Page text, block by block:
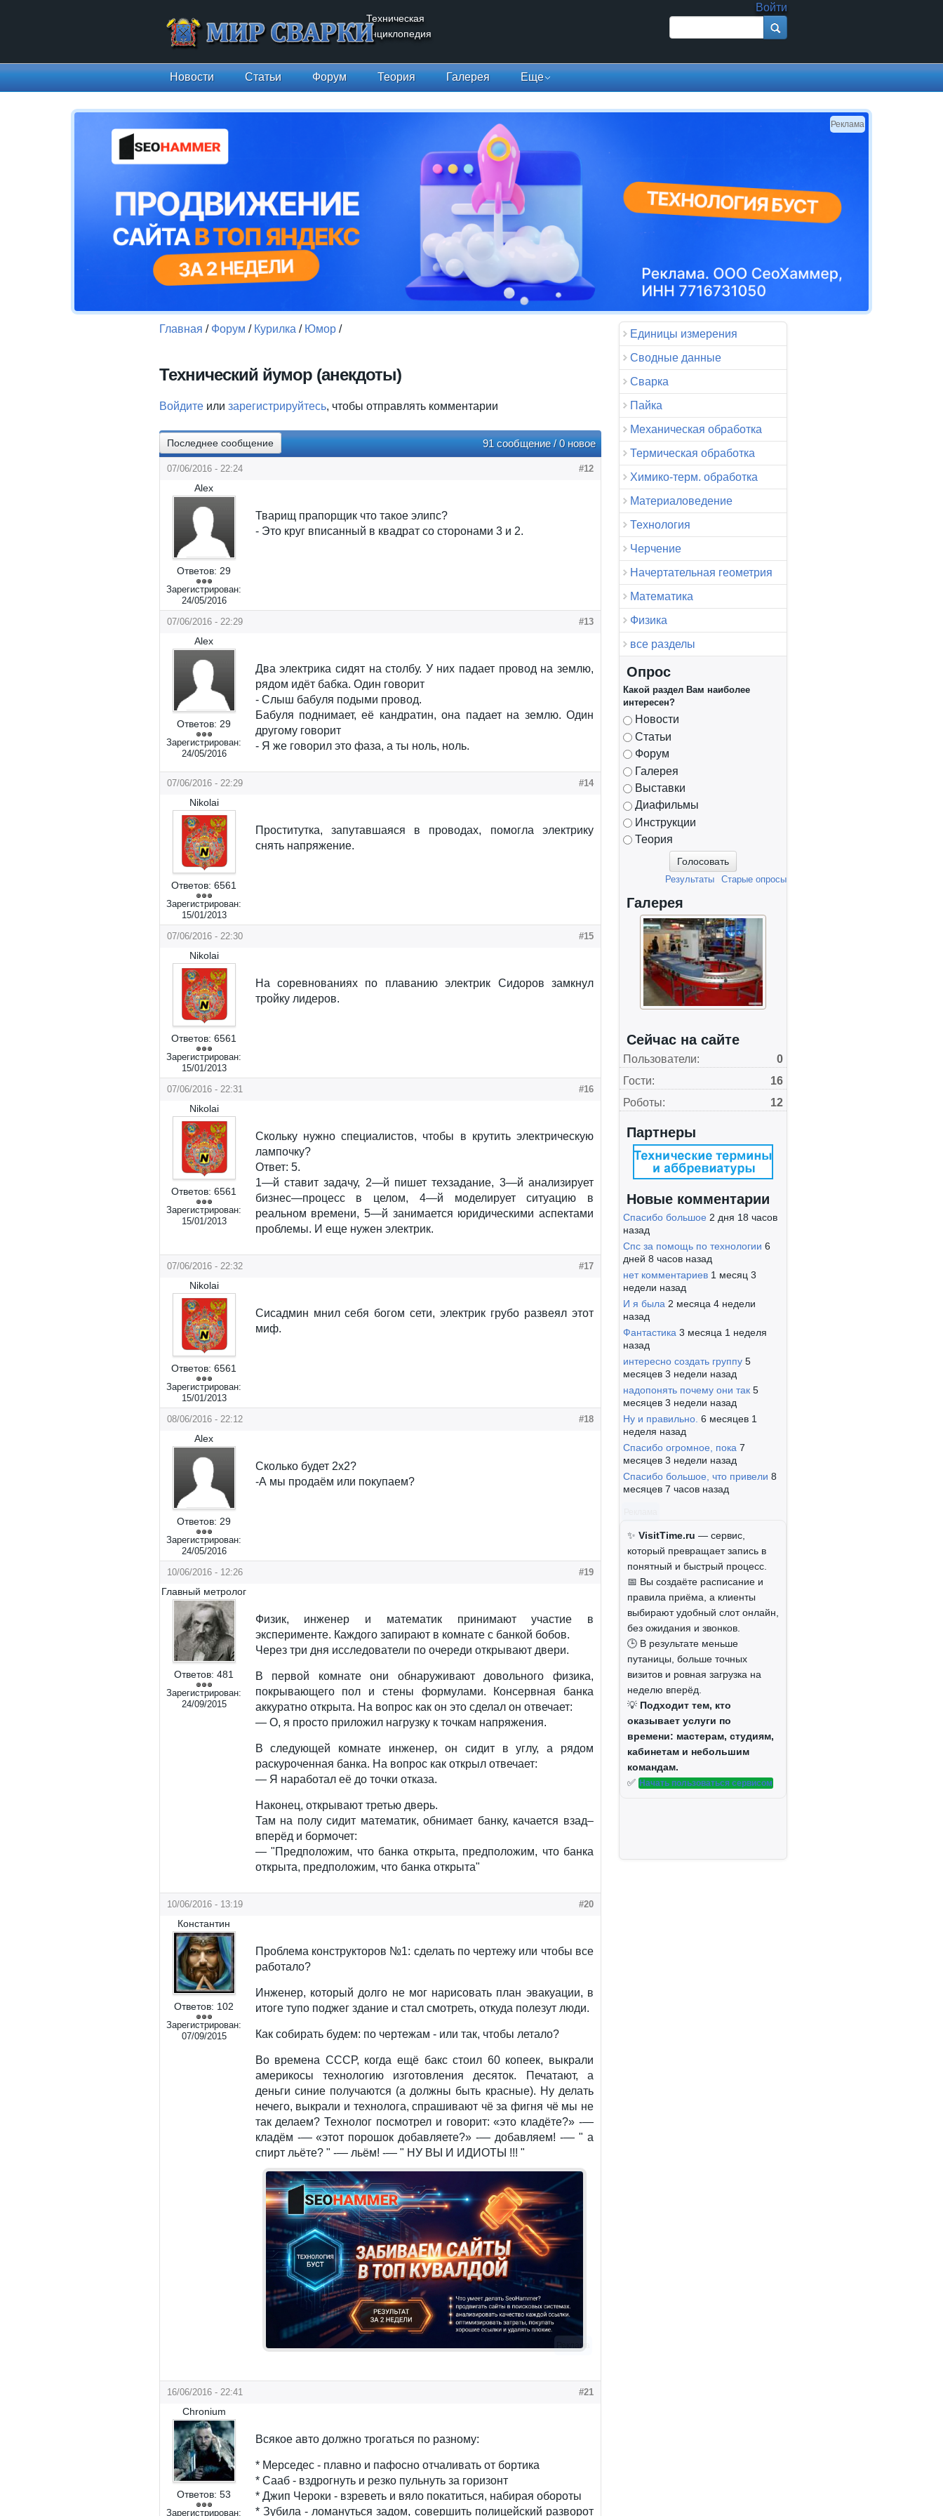
Техническая
энциклопедия
Войти
Форма поиска
Новости Статьи Форум Теория Галерея Еще
Реклама
Главная / Форум / Курилка / Юмор /
Технический йумор (анекдоты)
Войдите или зарегистрируйтесь, чтобы отправлять комментарии
Последнее сообщение 91 сообщение / 0 новое
07/06/2016 - 22:24 #12
Alex
Ответов: 29
Зарегистрирован:
24/05/2016
Тварищ прапорщик что такое элипс?
- Это круг вписанный в квадрат со сторонами 3 и 2.
07/06/2016 - 22:29 #13
Alex
Ответов: 29
Зарегистрирован:
24/05/2016
Два электрика сидят на столбу. У них падает провод на землю,
рядом идёт бабка. Один говорит
- Слыш бабуля подыми провод.
Бабуля поднимает, её кандратин, она падает на землю. Один
другому говорит
- Я же говорил это фаза, а ты ноль, ноль.
07/06/2016 - 22:29 #14
Nikolai
Ответов: 6561
Зарегистрирован:
15/01/2013
Проститутка, запутавшаяся в проводах, помогла электрику
снять напряжение.
07/06/2016 - 22:30 #15
Nikolai
Ответов: 6561
Зарегистрирован:
15/01/2013
На соревнованиях по плаванию электрик Сидоров замкнул
тройку лидеров.
07/06/2016 - 22:31 #16
Nikolai
Ответов: 6561
Зарегистрирован:
15/01/2013
Скольку нужно специалистов, чтобы в крутить электрическую
лампочку?
Ответ: 5.
1—й ставит задачу, 2—й пишет техзадание, 3—й анализирует
бизнес—процесс в целом, 4—й моделирует ситуацию в
реальном времени, 5—й занимается юридическими аспектами
проблемы. И еще нужен электрик.
07/06/2016 - 22:32 #17
Nikolai
Ответов: 6561
Зарегистрирован:
15/01/2013
Сисадмин мнил себя богом сети, электрик грубо развеял этот
миф.
08/06/2016 - 22:12 #18
Alex
Ответов: 29
Зарегистрирован:
24/05/2016
Сколько будет 2х2?
-А мы продаём или покупаем?
10/06/2016 - 12:26 #19
Главный метролог
Ответов: 481
Зарегистрирован:
24/09/2015
Физик, инженер и математик принимают участие в
эксперименте. Каждого запирают в комнате с банкой бобов.
Через три дня исследователи по очереди открывают двери.
В первой комнате они обнаруживают довольного физика,
покрывающего пол и стены формулами. Консервная банка
аккуратно открыта. На вопрос как он это сделал он отвечает:
— О, я просто приложил нагрузку к точкам напряжения.
В следующей комнате инженер, он сидит в углу, а рядом
раскуроченная банка. На вопрос как открыл отвечает:
— Я наработал её до точки отказа.
Наконец, открывают третью дверь.
Там на полу сидит математик, обнимает банку, качается взад–
вперёд и бормочет:
— "Предположим, что банка открыта, предположим, что банка
открыта, предположим, что банка открыта"
10/06/2016 - 13:19 #20
Константин
Ответов: 102
Зарегистрирован:
07/09/2015
Проблема конструкторов №1: сделать по чертежу или чтобы все
работало?
Инженер, который долго не мог нарисовать план эвакуации, в
итоге тупо поджег здание и стал смотреть, откуда полезут люди.
Как собирать будем: по чертежам - или так, чтобы летало?
Во времена СССР, когда ещё бакс стоил 60 копеек, выкрали
америкосы технологию изготовления десяток. Печатают, а
деньги синие получаются (а должны быть красные). Ну делать
нечего, выкрали и технолога, спрашивают чё за фигня чё мы не
так делаем? Технолог посмотрел и говорит: «это кладёте?» -—
кладём -— «этот порошок добавляете?» -— добавляем! -— " а
спирт льёте? " -— льём! -— " НУ ВЫ И ИДИОТЫ !!! "
Реклама
16/06/2016 - 22:41 #21
Chronium
Ответов: 53
Зарегистрирован:
Всякое авто должно трогаться по разному:
* Мерседес - плавно и пафосно отчаливать от бортика
* Сааб - вздрогнуть и резко пульнуть за горизонт
* Джип Чероки - взреветь и вяло покатиться, набирая обороты
* Зубила - ломануться задом, совершить полицейский разворот
Единицы измерения
Сводные данные
Сварка
Пайка
Механическая обработка
Термическая обработка
Химико-терм. обработка
Материаловедение
Технология
Черчение
Начертательная геометрия
Математика
Физика
все разделы
Опрос
Какой раздел Вам наиболее
интересен?
Варианты
Новости
Статьи
Форум
Галерея
Выставки
Диафильмы
Инструкции
Теория
Старые опросы
Результаты
Галерея
Сейчас на сайте
Пользователи:
0
Гости:
16
Роботы:
12
Партнеры
Новые комментарии
Спасибо большое 2 дня 18 часов
назад
Спс за помощь по технологии 6
дней 8 часов назад
нет комментариев 1 месяц 3
недели назад
И я была 2 месяца 4 недели
назад
Фантастика 3 месяца 1 неделя
назад
интересно создать группу 5
месяцев 3 недели назад
надопонять почему они так 5
месяцев 3 недели назад
Ну и правильно. 6 месяцев 1
неделя назад
Спасибо огромное, пока 7
месяцев 3 недели назад
Спасибо большое, что привели 8
месяцев 7 часов назад
✨ VisitTime.ru — сервис,
который превращает запись в
понятный и быстрый процесс.
📅 Вы создаёте расписание и
правила приёма, а клиенты
выбирают удобный слот онлайн,
без ожидания и звонков.
🕒 В результате меньше
путаницы, больше точных
визитов и ровная загрузка на
неделю вперёд.
💡 Подходит тем, кто
оказывает услуги по
времени: мастерам, студиям,
кабинетам и небольшим
командам.
✅ Начать пользоваться сервисом